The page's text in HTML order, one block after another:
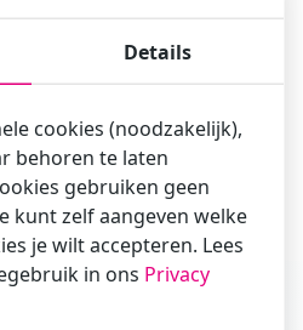
Achternaam
in waarmee je
een cursist?
Details
cookies (noodzakelijk),
behoren te laten
gebruiken geen
kunt zelf aangeven welke
je wilt accepteren. Lees
in ons Privacy